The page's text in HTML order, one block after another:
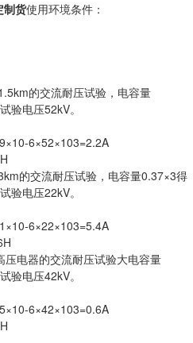
制货使用环境条件：
的交流耐压试验，电容量
验电压52kV。
6×52×103=2.2A
的交流耐压试验，电容量0.37×3得
验电压22kV。
6×22×103=5.4A
电器的交流耐压试验大电容量
验电压42kV。
6×42×103=0.6A